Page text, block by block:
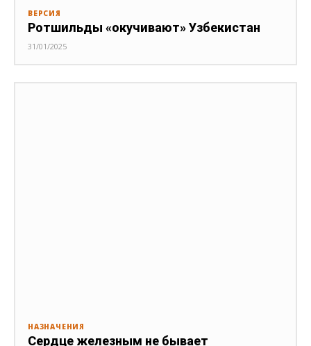
ВЕРСИЯ
Ротшильды «окучивают» Узбекистан
31/01/2025
НАЗНАЧЕНИЯ
Сердце железным не бывает